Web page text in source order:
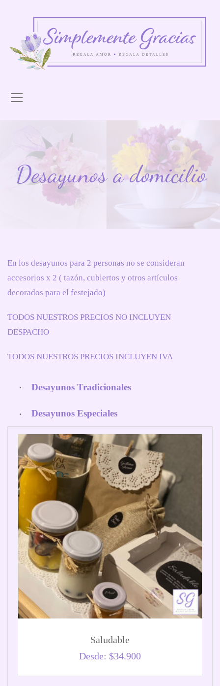
Desayunos a domicilio
En los desayunos para 2 personas no se consideran
accesorios x 2 ( tazón, cubiertos y otros artículos
decorados para el festejado)
TODOS NUESTROS PRECIOS NO INCLUYEN
DESPACHO
TODOS NUESTROS PRECIOS INCLUYEN IVA
Desayunos Tradicionales
Desayunos Especiales
Saludable
Desde: $34.900